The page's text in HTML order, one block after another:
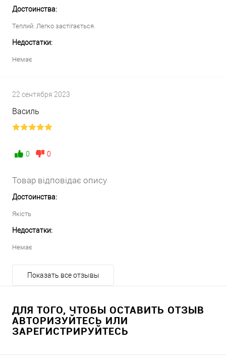
Достоинства:
Теплий. Легко застігається.
Недостатки:
Немає
22 сентября 2023
Василь
0 0
Товар відповідає опису
Достоинства:
Якість
Недостатки:
Немає
Показать все отзывы
ДЛЯ ТОГО, ЧТОБЫ ОСТАВИТЬ ОТЗЫВ
АВТОРИЗУЙТЕСЬ ИЛИ
ЗАРЕГИСТРИРУЙТЕСЬ